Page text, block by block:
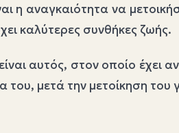
η αναγκαιότητα να
καλύτερες συνθήκες ζωής.
αυτός, στον οποίο έχει
μετά την μετοίκηση του